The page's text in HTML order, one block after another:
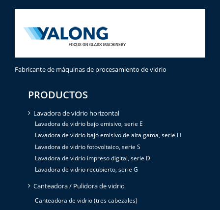
Fabricante de máquinas de procesamiento de vidrio
PRODUCTOS
Lavadora de vidrio horizontal
Lavadora de vidrio bajo emisivo, serie E
Lavadora de vidrio bajo emisivo de alta gama, serie H
Lavadora de vidrio fotovoltaico, serie S
Lavadora de vidrio impreso digital, serie D
Lavadora de vidrio recubierto, serie G
Canteadora / Pulidora de vidrio
Canteadora de vidrio (tres cabezales)